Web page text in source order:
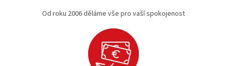
Od roku 2006 děláme vše pro vaší spokojenost